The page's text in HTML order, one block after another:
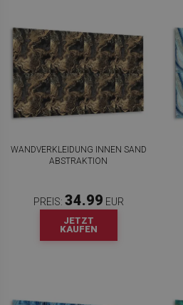
WANDVERKLEIDUNG INNEN SAND
ABSTRAKTION
PREIS: 34.99 EUR
JETZT
KAUFEN